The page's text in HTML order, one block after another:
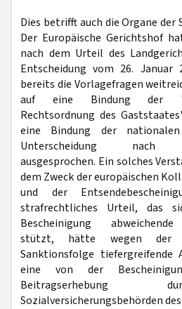
Dies betrifft auch die Organe
Der Europäische Gerichtshof
nach dem Urteil des
Entscheidung vom 26. Januar
bereits die Vorlagefragen
auf eine Bindung der
Rechtsordnung des
eine Bindung der
Unterscheidung nach
ausgesprochen. Ein solches
dem Zweck der europäischen
und der
strafrechtliches Urteil, das
Bescheinigung
stützt, hätte wegen der
Sanktionsfolge tiefergreifende
eine von der
Sozialversicherungsbehörden